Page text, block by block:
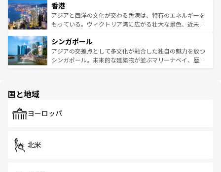
とつ。フォーやバインミー、ベトナムコーヒーなどは、ぜ
ひ現地で味わいたい。どの地域を訪れてもあたたかい人々
が旅行者を迎えてくれるので、きっと忘れられない旅にな
参照してほしい。
の活気が交差している。北部ではチェンマイなどの山岳地
帯で自然と触れ合い、南部ではプーケットやクラビの美し
いビーチでリゾート気分を楽しむことができる。タイ料理
激する。気候は一年中温暖で、どの季節にも異なる楽しみ
が待っている。親しみやすいタイの人々、仏教を中心とし
た文化、そして多様な観光資源が、訪れる旅人を魅了し続
香港
アジアと西洋の文化が交わる香港は、特有のエネルギーを
もっている。ヴィクトリア湾に広がる壮大な景色、近未来
み、どこを訪れても感動するはず。観光スポットが密集し
ており、効率よく見どころを回れるのも魅力。息をのむよ
うな絶景から文化的な体験まで、香港を存分に楽しみ尽く
シンガポール
アジアの交差点として多文化が融合した独自の魅力を放つ
シンガポール。未来的な建築物が並ぶマリーナベイ、歴史
で、ホーカーズは地元の風情を楽しめる外せないスポット
国と地域
ヨーロッパ
北米